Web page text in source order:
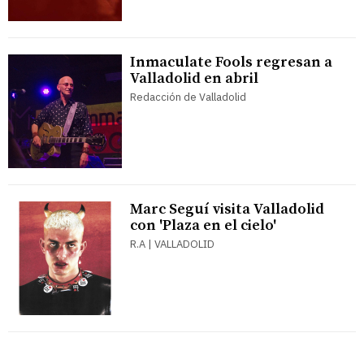
Inmaculate Fools regresan a
Valladolid en abril
Redacción de Valladolid
Marc Seguí visita Valladolid
con 'Plaza en el cielo'
R.A | VALLADOLID